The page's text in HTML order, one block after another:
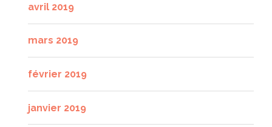
avril 2019
mars 2019
février 2019
janvier 2019